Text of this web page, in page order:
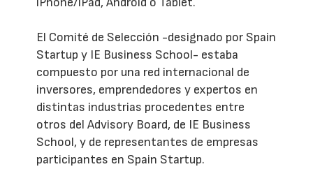
El Comité de Selección -designado por Spain
Startup y IE Business School- estaba
compuesto por una red internacional de
inversores, emprendedores y expertos en
distintas industrias procedentes entre
otros del Advisory Board, de IE Business
School, y de representantes de empresas
participantes en Spain Startup.